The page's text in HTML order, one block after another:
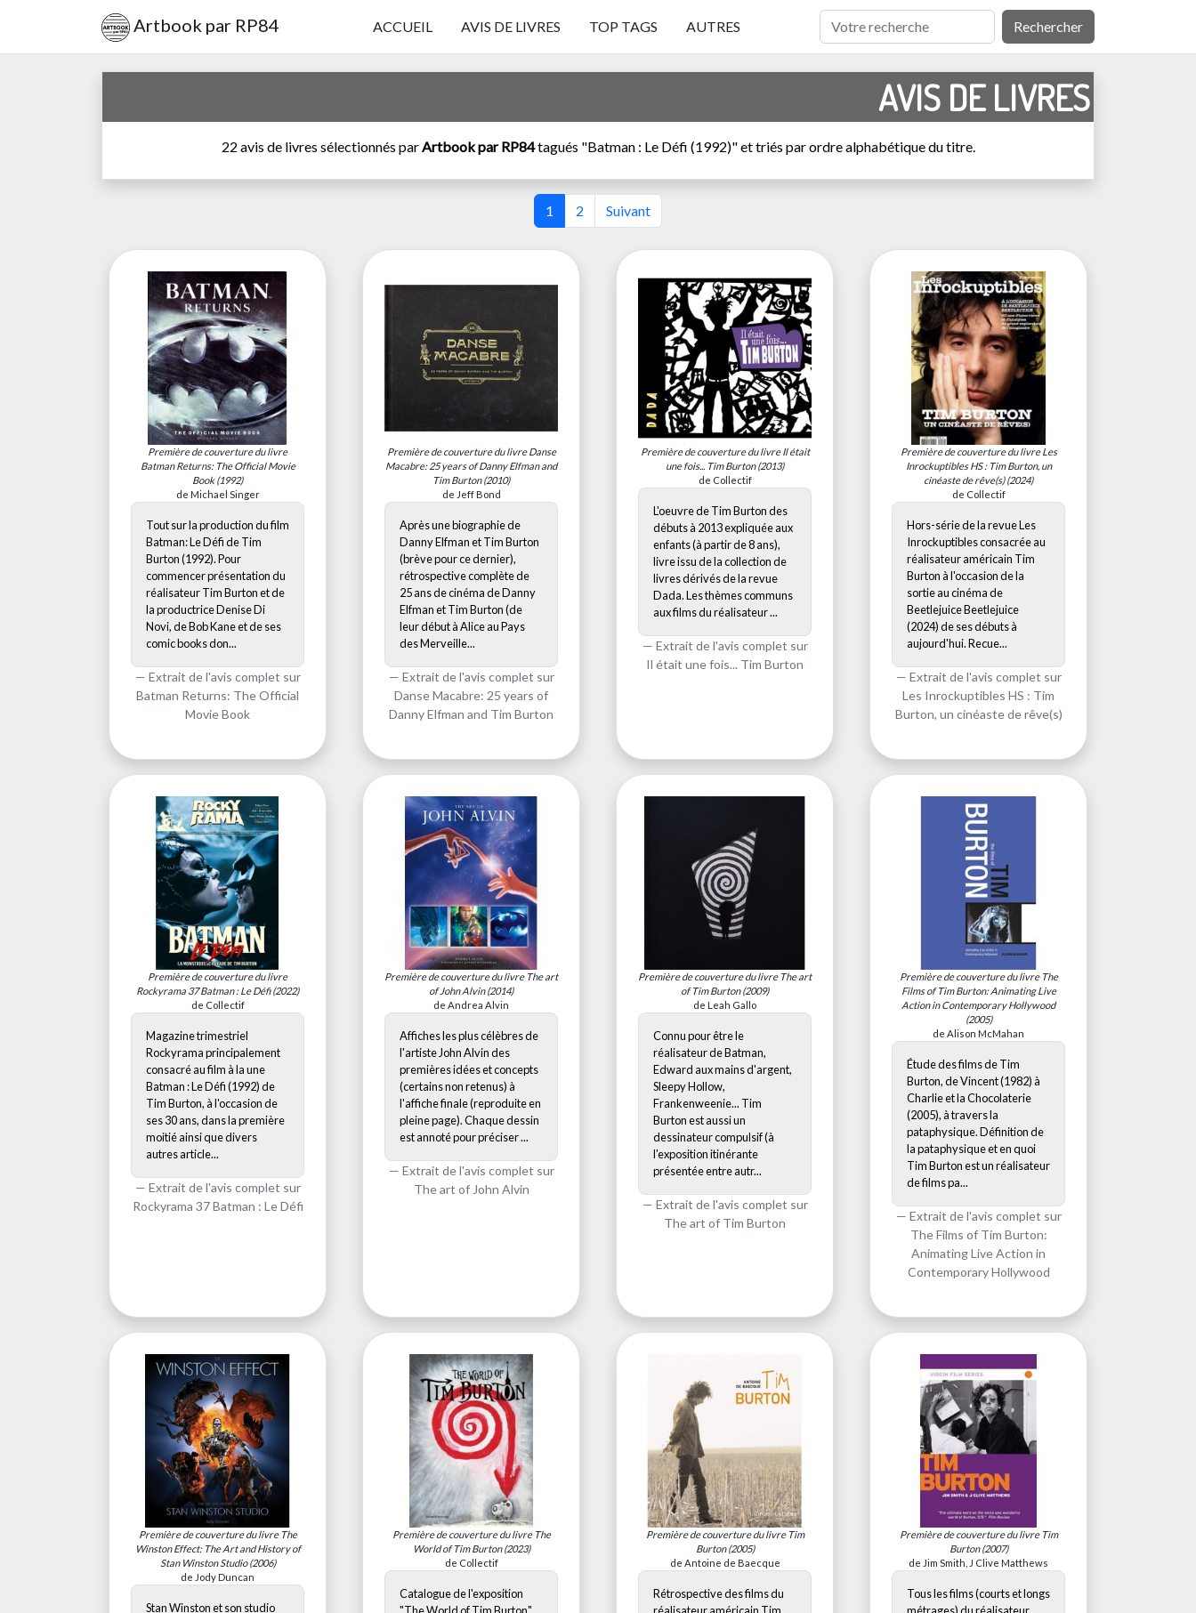
Artbook par RP84 ACCUEIL AVIS DE LIVRES TOP TAGS AUTRES Rechercher
AVIS DE LIVRES
22 avis de livres sélectionnés parArtbook par RP84tagués "Batman : Le Défi (1992)" et triés par ordre alphabétique du titre.
1 2 Suivant
Première de couverture du livre
Batman Returns: The Official Movie
Book(1992)
de Michael Singer
Tout sur la production du film
Batman: Le Défi de Tim
Burton (1992). Pour
commencer présentation du
réalisateur Tim Burton et de
la productrice Denise Di
Novi, de Bob Kane et de ses
comic books don...
Extrait de l'avis complet sur
Batman Returns: The Official
Movie Book
Première de couverture du livreDanse
Macabre: 25 years of Danny Elfman and
Tim Burton(2010)
de Jeff Bond
Après une biographie de
Danny Elfman et Tim Burton
(brève pour ce dernier),
rétrospective complète de
25 ans de cinéma de Danny
Elfman et Tim Burton (de
leur début à Alice au Pays
des Merveille...
Extrait de l'avis complet sur
Danse Macabre: 25 years of
Danny Elfman and Tim Burton
Première de couverture du livreIl était
une fois... Tim Burton(2013)
de Collectif
L'oeuvre de Tim Burton des
débuts à 2013 expliquée aux
enfants (à partir de 8 ans),
livre issu de la collection de
livres dérivés de la revue
Dada. Les thèmes communs
aux films du réalisateur ...
Extrait de l'avis complet sur
Il était une fois... Tim Burton
Première de couverture du livreLes
Inrockuptibles HS : Tim Burton, un
cinéaste de rêve(s)(2024)
de Collectif
Hors-série de la revue Les
Inrockuptibles consacrée au
réalisateur américain Tim
Burton à l'occasion de la
sortie au cinéma de
Beetlejuice Beetlejuice
(2024) de ses débuts à
aujourd'hui. Recue...
Extrait de l'avis complet sur
Les Inrockuptibles HS : Tim
Burton, un cinéaste de rêve(s)
Première de couverture du livre
Rockyrama 37 Batman : Le Défi(2022)
de Collectif
Magazine trimestriel
Rockyrama principalement
consacré au film à la une
Batman : Le Défi (1992) de
Tim Burton, à l'occasion de
ses 30 ans, dans la première
moitié ainsi que divers
autres article...
Extrait de l'avis complet sur
Rockyrama 37 Batman : Le Défi
Première de couverture du livre The art
of John Alvin(2014)
de Andrea Alvin
Affiches les plus célèbres de
l'artiste John Alvin des
premières idées et concepts
(certains non retenus) à
l'affiche finale (reproduite en
pleine page). Chaque dessin
est annoté pour préciser ...
Extrait de l'avis complet sur
The art of John Alvin
Première de couverture du livre The art
of Tim Burton(2009)
de Leah Gallo
Connu pour être le
réalisateur de Batman,
Edward aux mains d'argent,
Sleepy Hollow,
Frankenweenie... Tim
Burton est aussi un
dessinateur compulsif (à
l'exposition itinérante
présentée entre autr...
Extrait de l'avis complet sur
The art of Tim Burton
Première de couverture du livre The
Films of Tim Burton: Animating Live
Action in Contemporary Hollywood
(2005)
de Alison McMahan
Étude des films de Tim
Burton, de Vincent (1982) à
Charlie et la Chocolaterie
(2005), à travers la
pataphysique. Définition de
la pataphysique et en quoi
Tim Burton est un réalisateur
de films pa...
Extrait de l'avis complet sur
The Films of Tim Burton:
Animating Live Action in
Contemporary Hollywood
Première de couverture du livre The
Winston Effect: The Art and History of
Stan Winston Studio(2006)
de Jody Duncan
Stan Winston et son studio
Première de couverture du livre The
World of Tim Burton(2023)
de Collectif
Catalogue de l'exposition
Première de couverture du livre Tim
Burton(2005)
de Antoine de Baecque
Rétrospective des films du
Première de couverture du livre Tim
Burton(2007)
de Jim Smith, J Clive Matthews
Tous les films (courts et longs